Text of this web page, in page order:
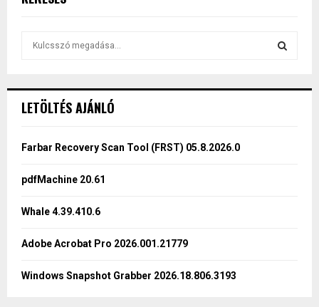
h
o
LETÖLTÉS AJÁNLÓ
Farbar Recovery Scan Tool (FRST) 05.8.2026.0
pdfMachine 20.61
Whale 4.39.410.6
Adobe Acrobat Pro 2026.001.21779
Windows Snapshot Grabber 2026.18.806.3193